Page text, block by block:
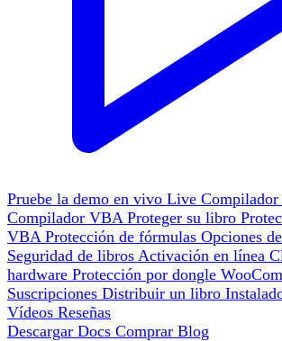
Pruebe la demo en vivo Live
Compilador VBA Proteger su libro
VBA Protección de fórmulas Opciones
Seguridad de libros Activación en línea
hardware Protección por dongle
Suscripciones Distribuir un libro
Vídeos Reseñas
Descargar Docs Comprar Blog